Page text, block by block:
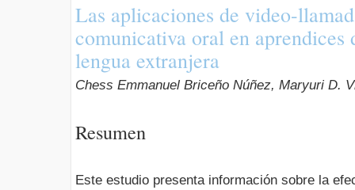
Las aplicaciones de video-
comunicativa oral en aprendices
lengua extranjera
Chess Emmanuel Briceño Núñez, Maryuri D.
Resumen
Este estudio presenta información sobre la